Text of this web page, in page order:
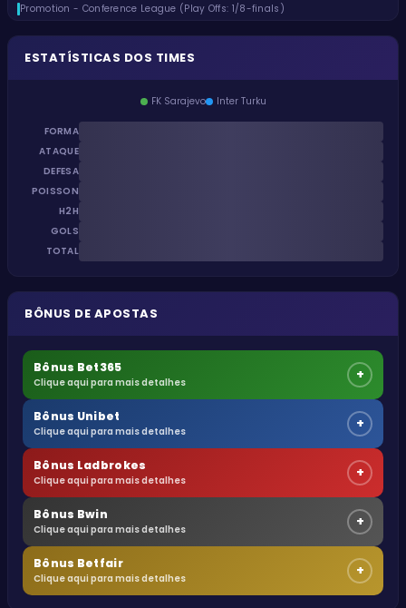
Promotion - Conference League (Play Offs: 1/8-finals)
ESTATÍSTICAS DOS TIMES
FK Sarajevo Inter Turku
FORMA
ATAQUE
DEFESA
POISSON
H2H
GOLS
TOTAL
BÔNUS DE APOSTAS
Bônus Bet365
Clique aqui para mais detalhes +
Bônus Unibet
Clique aqui para mais detalhes +
Bônus Ladbrokes
Clique aqui para mais detalhes +
Bônus Bwin
Clique aqui para mais detalhes +
Bônus Betfair
Clique aqui para mais detalhes +